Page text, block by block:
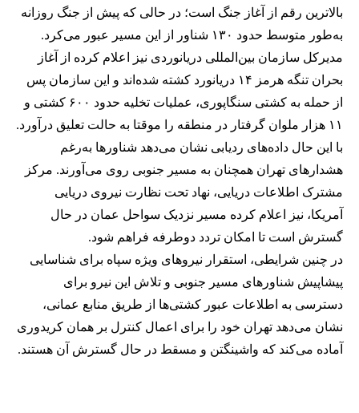
بالاترین رقم از آغاز جنگ است؛ در حالی که پیش از جنگ روزانه
به‌طور متوسط حدود ۱۳۰ شناور از این مسیر عبور می‌کرد.
مدیرکل سازمان بین‌المللی دریانوردی نیز اعلام کرده از آغاز
بحران تنگه هرمز ۱۴ دریانورد کشته شده‌اند و این سازمان پس
از حمله به کشتی سنگاپوری، عملیات تخلیه حدود ۶۰۰ کشتی و
۱۱ هزار ملوان گرفتار در منطقه را موقتا به حالت تعلیق درآورد.
با این حال داده‌های ردیابی نشان می‌دهد شناورها به‌رغم
هشدارهای تهران همچنان به مسیر جنوبی روی می‌آورند. مرکز
مشترک اطلاعات دریایی، نهاد تحت نظارت نیروی دریایی
آمریکا، نیز اعلام کرده مسیر نزدیک سواحل عمان در حال
گسترش است تا امکان تردد دوطرفه فراهم شود.
در چنین شرایطی، استقرار نیروهای ویژه سپاه برای شناسایی
پیشاپیش شناورهای مسیر جنوبی و تلاش این نیرو برای
دسترسی به اطلاعات عبور کشتی‌ها از طریق منابع عمانی،
نشان می‌دهد تهران خود را برای اعمال کنترل بر همان کریدوری
آماده می‌کند که واشینگتن و مسقط در حال گسترش آن هستند.